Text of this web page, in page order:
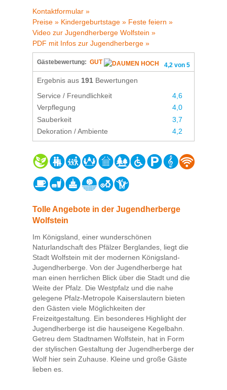
Kontaktformular »
Preise » Kindergeburtstage » Feste feiern »
Video zur Jugendherberge Wolfstein »
PDF mit Infos zur Jugendherberge »
Gästebewertung: GUT 4,2 von 5
Ergebnis aus 191 Bewertungen
Service / Freundlichkeit
4,6
Verpflegung
4,0
Sauberkeit
3,7
Dekoration / Ambiente
4,2
Tolle Angebote in der Jugendherberge
Wolfstein
Im Königsland, einer wunderschönen
Naturlandschaft des Pfälzer Berglandes, liegt die
Stadt Wolfstein mit der modernen Königsland-
Jugendherberge. Von der Jugendherberge hat
man einen herrlichen Blick über die Stadt und die
Weite der Pfalz. Die Westpfalz und die nahe
gelegene Pfalz-Metropole Kaiserslautern bieten
den Gästen viele Möglichkeiten der
Freizeitgestaltung. Ein besonderes Highlight der
Jugendherberge ist die hauseigene Kegelbahn.
Getreu dem Stadtnamen Wolfstein, hat in Form
der stylischen Gestaltung der Jugendherberge der
Wolf hier sein Zuhause. Kleine und große Gäste
lieben es.